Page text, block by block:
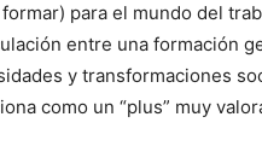
para el mundo del
entre una formación
y transformaciones
como un “plus” muy